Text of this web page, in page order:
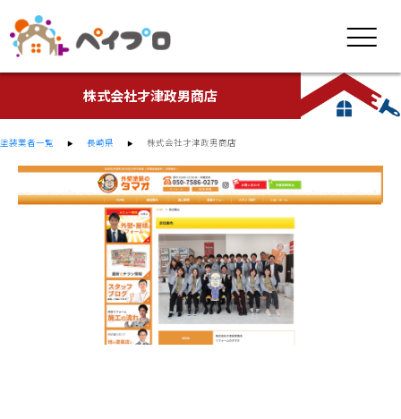
株式会社才津政男商店
塗装業者一覧 長崎県 株式会社才津政男商店